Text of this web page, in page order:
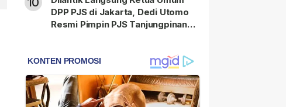
DPP PJS di Jakarta, Dedi Utomo
Resmi Pimpin PJS Tanjungpinang-